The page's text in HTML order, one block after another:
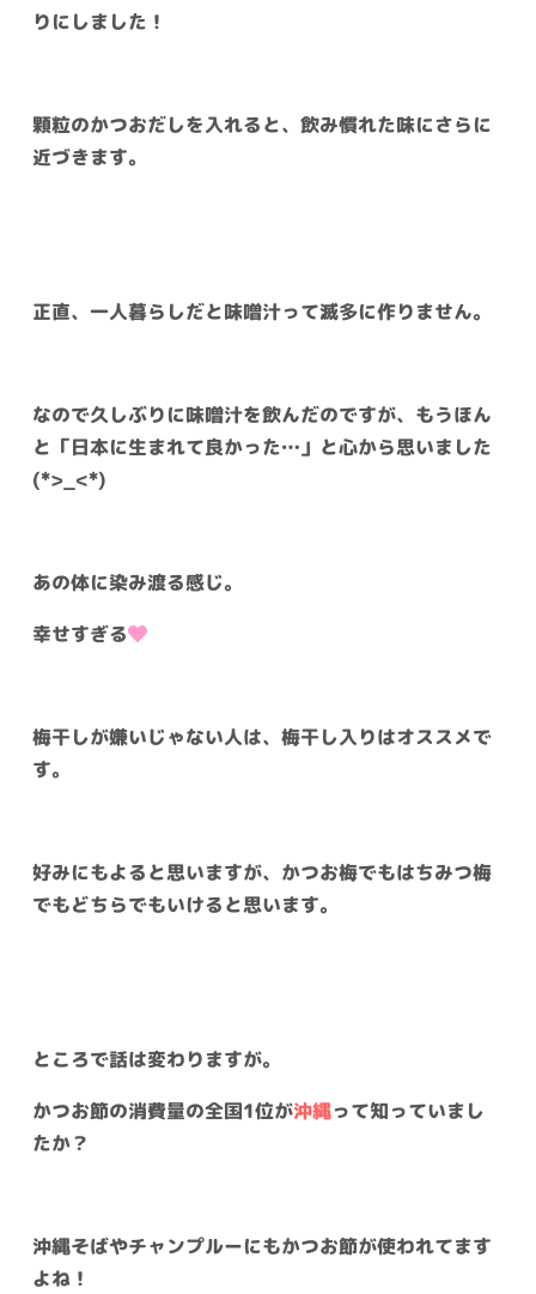
りにしました！
顆粒のかつおだしを入れると、飲み慣れた味にさらに
近づきます。
正直、一人暮らしだと味噌汁って滅多に作りません。
なので久しぶりに味噌汁を飲んだのですが、もうほん
と「日本に生まれて良かった…」と心から思いました
(*>_<*)
あの体に染み渡る感じ。
幸せすぎる
梅干しが嫌いじゃない人は、梅干し入りはオススメで
す。
好みにもよると思いますが、かつお梅でもはちみつ梅
でもどちらでもいけると思います。
ところで話は変わりますが。
かつお節の消費量の全国1位が沖縄って知っていまし
たか？
沖縄そばやチャンプルーにもかつお節が使われてます
よね！